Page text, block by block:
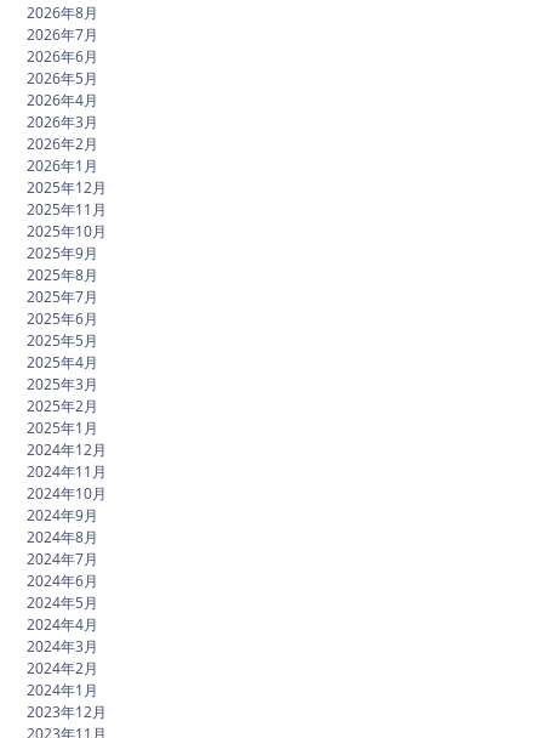
2026年8月
2026年7月
2026年6月
2026年5月
2026年4月
2026年3月
2026年2月
2026年1月
2025年12月
2025年11月
2025年10月
2025年9月
2025年8月
2025年7月
2025年6月
2025年5月
2025年4月
2025年3月
2025年2月
2025年1月
2024年12月
2024年11月
2024年10月
2024年9月
2024年8月
2024年7月
2024年6月
2024年5月
2024年4月
2024年3月
2024年2月
2024年1月
2023年12月
2023年11月